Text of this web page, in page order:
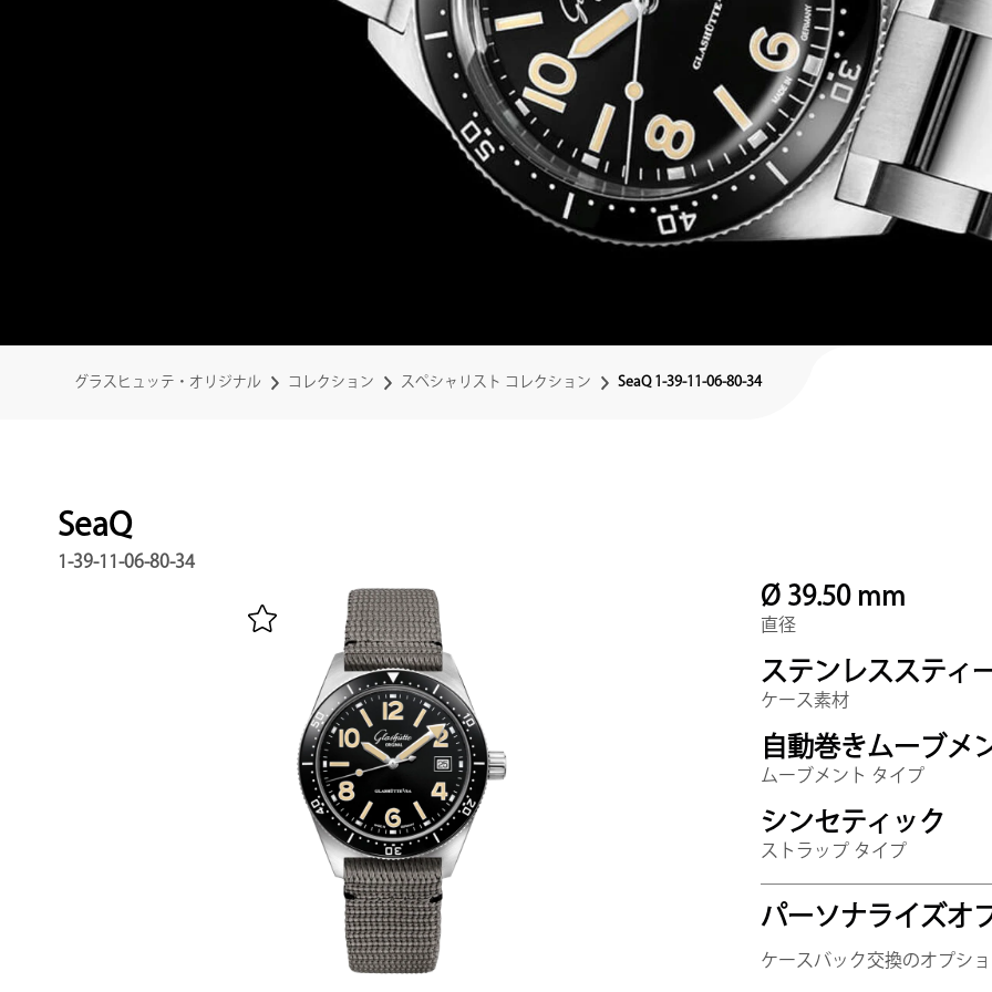
グラスヒュッテ・オリジナル コレクション スペシャリスト コレクション SeaQ 1-39-11-06-80-34
SeaQ
1-39-11-06-80-34
Ø 39.50 mm
直径
ステンレススティ
ケース素材
自動巻きムーブメ
ムーブメント タイプ
シンセティック
ストラップ タイプ
パーソナライズオ
ケースバック交換のオプシ